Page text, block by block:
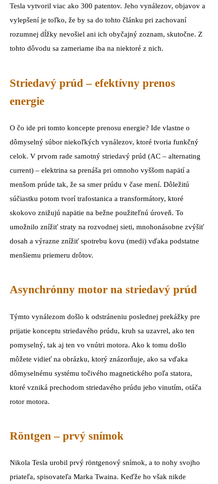
Tesla vytvoril viac ako 300 patentov. Jeho vynálezov, objavov a
vylepšení je toľko, že by sa do tohto článku pri zachovaní
rozumnej dĺžky nevošiel ani ich obyčajný zoznam, skutočne. Z
tohto dôvodu sa zameriame iba na niektoré z nich.
Striedavý prúd – efektívny prenos
energie
O čo ide pri tomto koncepte prenosu energie? Ide vlastne o
dômyselný súbor niekoľkých vynálezov, ktoré tvoria funkčný
celok. V prvom rade samotný striedavý prúd (AC – alternating
current) – elektrina sa prenáša pri omnoho vyššom napätí a
menšom prúde tak, že sa smer prúdu v čase mení. Dôležitú
súčiastku potom tvorí trafostanica a transformátory, ktoré
skokovo znižujú napätie na bežne použiteľnú úroveň. To
umožnilo znížiť straty na rozvodnej sieti, mnohonásobne zvýšiť
dosah a výrazne znížiť spotrebu kovu (medi) vďaka podstatne
menšiemu priemeru drôtov.
Asynchrónny motor na striedavý prúd
Týmto vynálezom došlo k odstráneniu poslednej prekážky pre
prijatie konceptu striedavého prúdu, kruh sa uzavrel, ako ten
pomyselný, tak aj ten vo vnútri motora. Ako k tomu došlo
môžete vidieť na obrázku, ktorý znázorňuje, ako sa vďaka
dômyselnému systému točivého magnetického poľa statora,
ktoré vzniká prechodom striedavého prúdu jeho vinutím, otáča
rotor motora.
Röntgen – prvý snímok
Nikola Tesla urobil prvý röntgenový snímok, a to nohy svojho
priateľa, spisovateľa Marka Twaina. Keďže ho však nikde